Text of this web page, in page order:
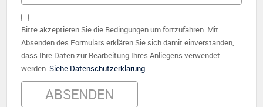
Bitte akzeptieren Sie die Bedingungen um fortzufahren. Mit
Absenden des Formulars erklären Sie sich damit einverstanden,
dass Ihre Daten zur Bearbeitung Ihres Anliegens verwendet
werden.Siehe Datenschutzerklärung.